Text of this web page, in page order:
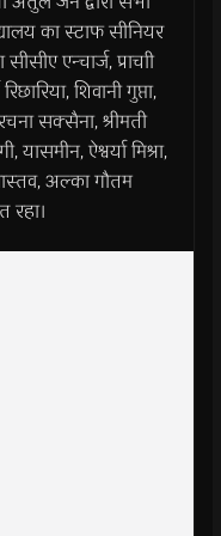
का स्टाफ सीनियर
एन्चार्ज, प्राचाी
शिवानी गुप्ता,
सक्सैना, श्रीमती
यासमीन, ऐश्वर्या मिश्रा,
अल्का गौतम
रहा।